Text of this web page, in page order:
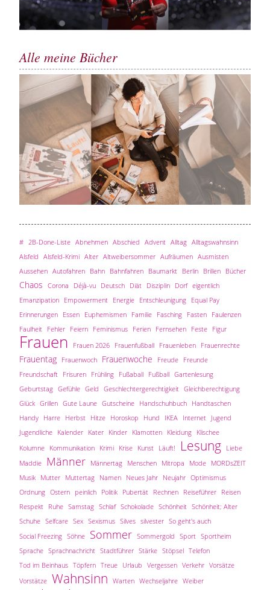
Alle meine Bücher
# 2B-Done-Liste Abnehmen Abschied Advent Alltag Alltagswahnsinn
Alsfeld Alsfeld-Krimi Alter Altweibersommer Aufräumen Ausmisten
Aussehen Autofahren Bahn Bahnfahren Baumarkt Berlin Brillen Bücher
Chaos Corona Déjà-vu Deutsch Diät Disziplin Dorf eigentlich
Emanzipation Empowerment Energie Entschleunigung Equal Pay
Erinnerungen Essen Euphemismen Familie Fasching Fasten Faulenzen
Faulheit Fehler Feiern Feminismus Ferien Fernsehen Feste Figur
Frauen Frauen 2026 Frauenfußball Frauenleben Frauenrechte
Frauentag Frauenwoch Frauenwoche Freude Freunde
Freundschaft Frisuren Frühling Fußaball Fußball Gartenlesung
Geburtstag Gefühle Geld Geschlechtergerechtigkeit Gleichberechtigung
Glück Grillen Gute Laune Gutscheine Handschuhbuch Handtaschen
Handy Harre Herbst Hitze Horoskop Hund IKEA Internet Jugend
Jugendliche Kalender Kater Kinder Klamotten Kleidung Klischee
Kolumne Kommunikation Krimi Krise Kunst Läuft! Lesung Liebe
Maddie Männer Männertag Menschen Mitropa Mode MORDsZEIT
Musik Mutter Muttertag Namen Neues Jahr Neujahr Optimismus
Ordnung Ostern peinlich Politik Pubertät Rechnen Reiseführer Reisen
Respekt Ruhe Samstag Schlaf Schokolade Schönheit Schönheit; Alter
Schuhe Selfcare Sex Sexismus Silves silvester So geht's auch
Social Freezing Söhne Sommer Sommergold Sport Sportheim
Sprache Sprachnachricht Stadtführer Stärke Stöpsel Telefon
Tod im Beinhaus Töpfern Treue Urlaub Vergessen Verkehr Vorsätze
Vorstätze Wahnsinn Warten Wechseljahre Weiber